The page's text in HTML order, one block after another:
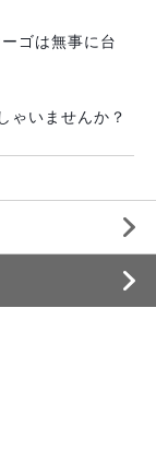
ゴは無事に台
ゃいませんか？